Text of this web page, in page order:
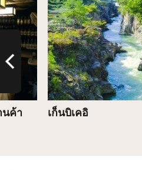
นค้า เก็นบิเคอิ